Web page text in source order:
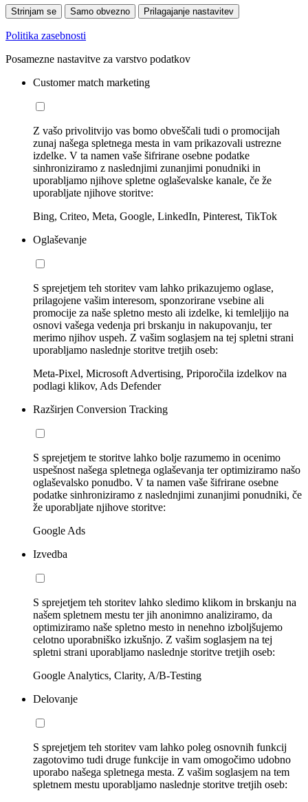
Strinjam se Samo obvezno Prilagajanje nastavitev
Politika zasebnosti
Posamezne nastavitve za varstvo podatkov
Customer match marketing
Z vašo privolitvijo vas bomo obveščali tudi o promocijah
zunaj našega spletnega mesta in vam prikazovali ustrezne
izdelke. V ta namen vaše šifrirane osebne podatke
sinhroniziramo z naslednjimi zunanjimi ponudniki in
uporabljamo njihove spletne oglaševalske kanale, če že
uporabljate njihove storitve:
Bing, Criteo, Meta, Google, LinkedIn, Pinterest, TikTok
Oglaševanje
S sprejetjem teh storitev vam lahko prikazujemo oglase,
prilagojene vašim interesom, sponzorirane vsebine ali
promocije za naše spletno mesto ali izdelke, ki temleljijo na
osnovi vašega vedenja pri brskanju in nakupovanju, ter
merimo njihov uspeh. Z vašim soglasjem na tej spletni strani
uporabljamo naslednje storitve tretjih oseb:
Meta-Pixel, Microsoft Advertising, Priporočila izdelkov na
podlagi klikov, Ads Defender
Razširjen Conversion Tracking
S sprejetjem te storitve lahko bolje razumemo in ocenimo
uspešnost našega spletnega oglaševanja ter optimiziramo našo
oglaševalsko ponudbo. V ta namen vaše šifrirane osebne
podatke sinhroniziramo z naslednjimi zunanjimi ponudniki, če
že uporabljate njihove storitve:
Google Ads
Izvedba
S sprejetjem teh storitev lahko sledimo klikom in brskanju na
našem spletnem mestu ter jih anonimno analiziramo, da
optimiziramo naše spletno mesto in nenehno izboljšujemo
celotno uporabniško izkušnjo. Z vašim soglasjem na tej
spletni strani uporabljamo naslednje storitve tretjih oseb:
Google Analytics, Clarity, A/B-Testing
Delovanje
S sprejetjem teh storitev vam lahko poleg osnovnih funkcij
zagotovimo tudi druge funkcije in vam omogočimo udobno
uporabo našega spletnega mesta. Z vašim soglasjem na tem
spletnem mestu uporabljamo naslednje storitve tretjih oseb: